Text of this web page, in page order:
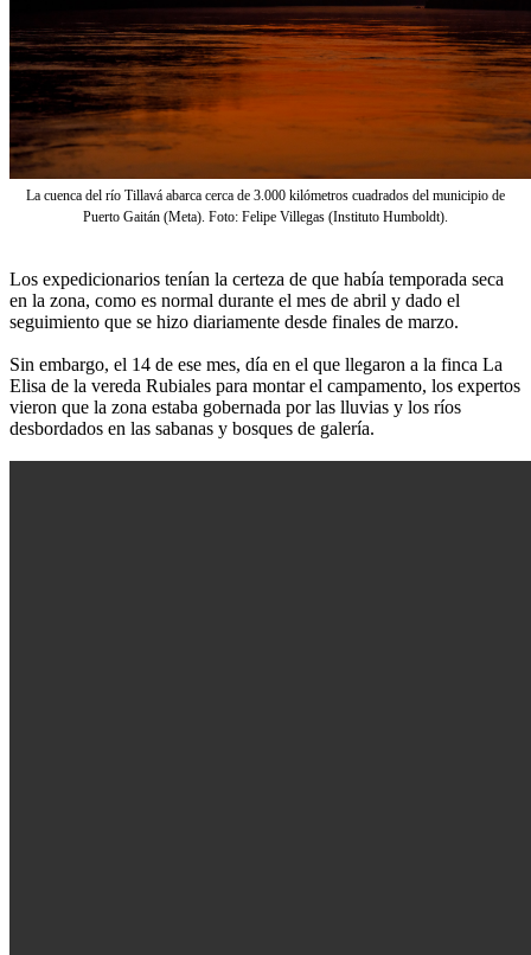
La cuenca del río Tillavá abarca cerca de 3.000 kilómetros cuadrados del municipio de
Puerto Gaitán (Meta). Foto: Felipe Villegas (Instituto Humboldt).
Los expedicionarios tenían la certeza de que había temporada seca
en la zona, como es normal durante el mes de abril y dado el
seguimiento que se hizo diariamente desde finales de marzo.
Sin embargo, el 14 de ese mes, día en el que llegaron a la finca La
Elisa de la vereda Rubiales para montar el campamento, los expertos
vieron que la zona estaba gobernada por las lluvias y los ríos
desbordados en las sabanas y bosques de galería.